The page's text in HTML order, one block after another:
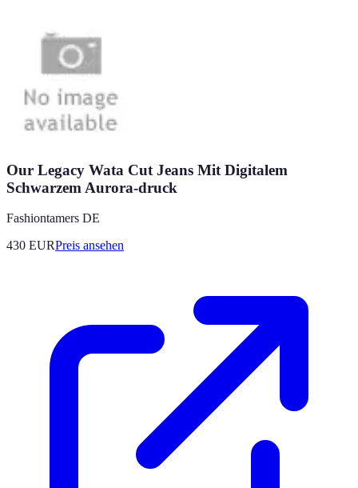
Our Legacy Wata Cut Jeans Mit Digitalem
Schwarzem Aurora-druck
Fashiontamers DE
430 EURPreis ansehen